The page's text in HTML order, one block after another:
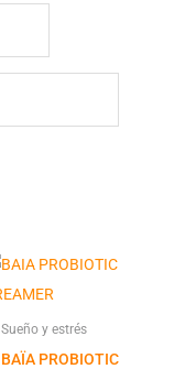
Sueño y estrés
BAÏA PROBIOTIC